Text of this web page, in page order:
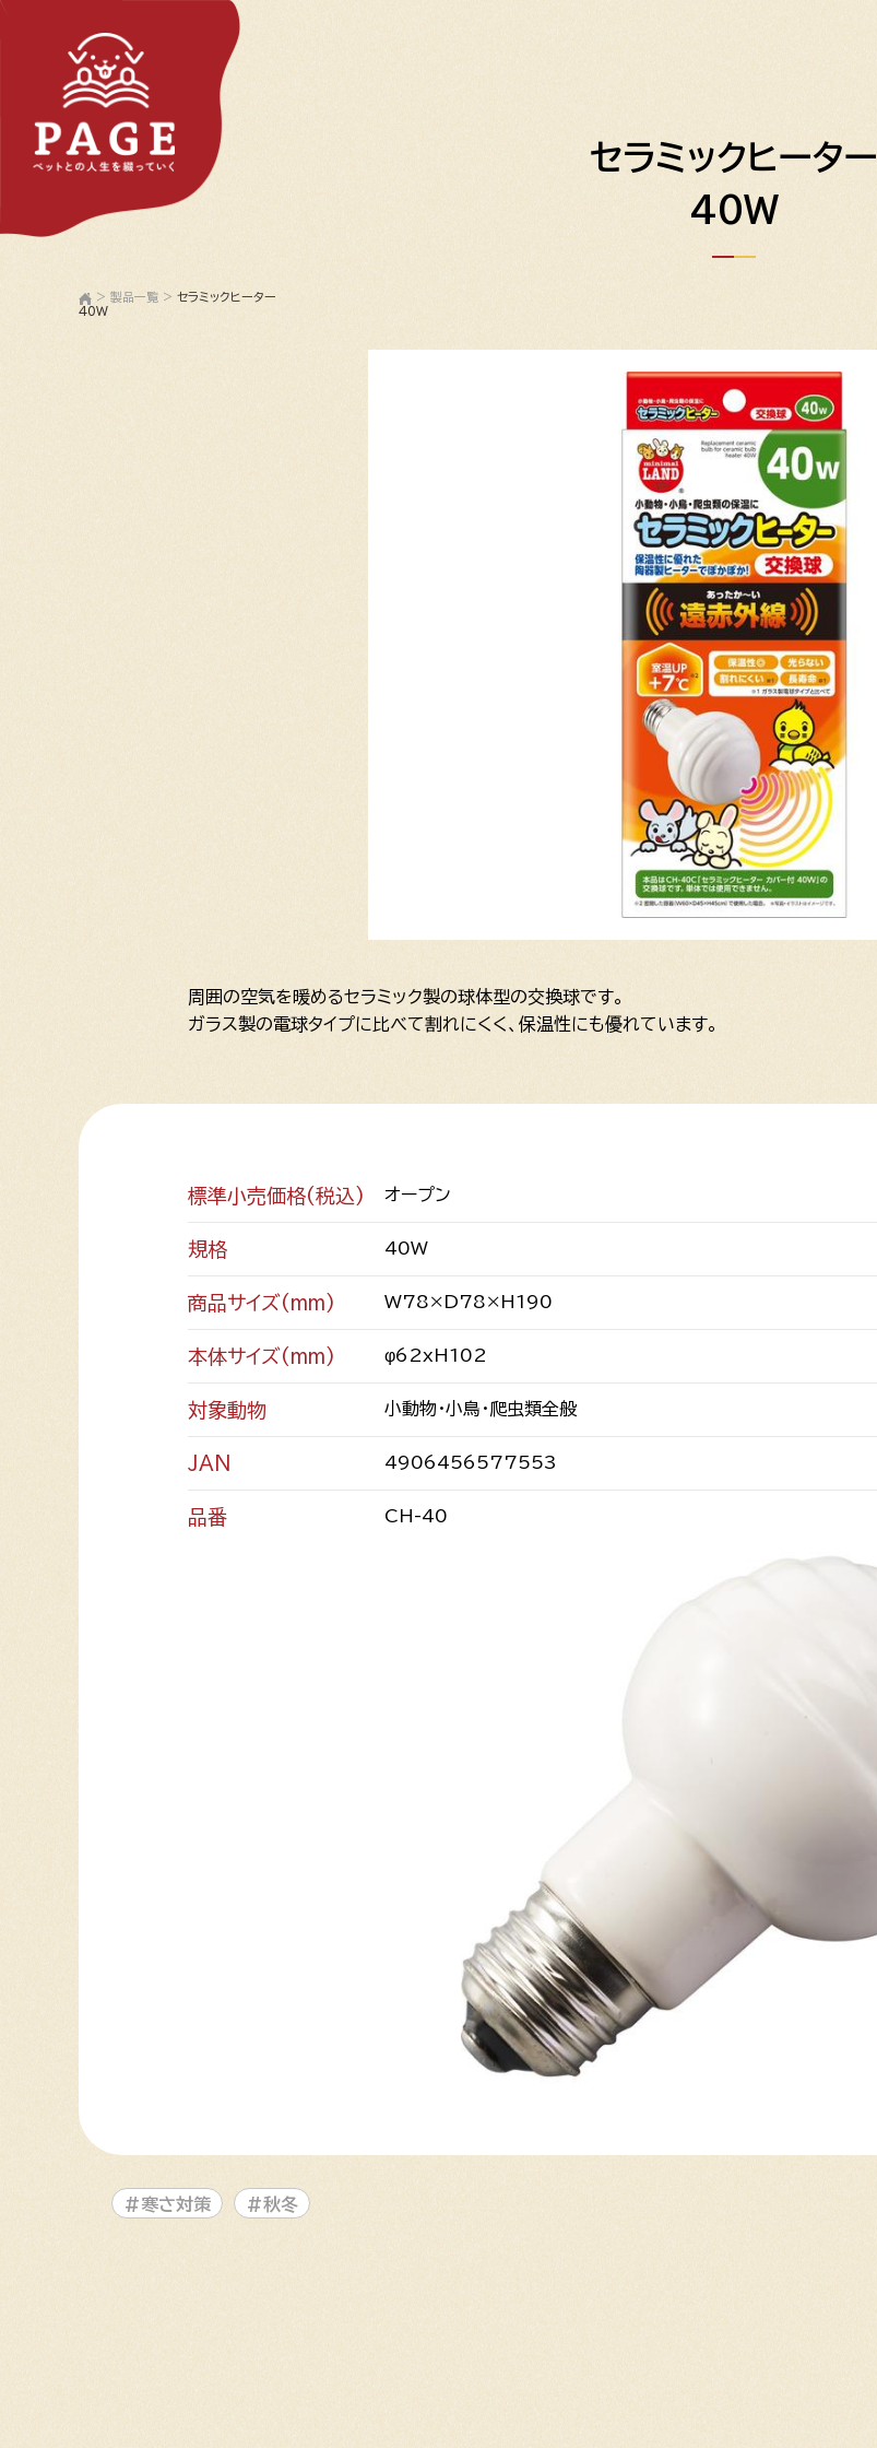
セラミックヒーター
40W
> 製品一覧 > セラミックヒーター
40W
周囲の空気を暖めるセラミック製の球体型の交換球です。
ガラス製の電球タイプに比べて割れにくく、保温性にも優れています。
標準小売価格(税込) オープン
規格 40W
商品サイズ(mm) W78×D78×H190
本体サイズ(mm) φ62xH102
対象動物 小動物・小鳥・爬虫類全般
JAN 4906456577553
品番 CH-40
#寒さ対策 #秋冬